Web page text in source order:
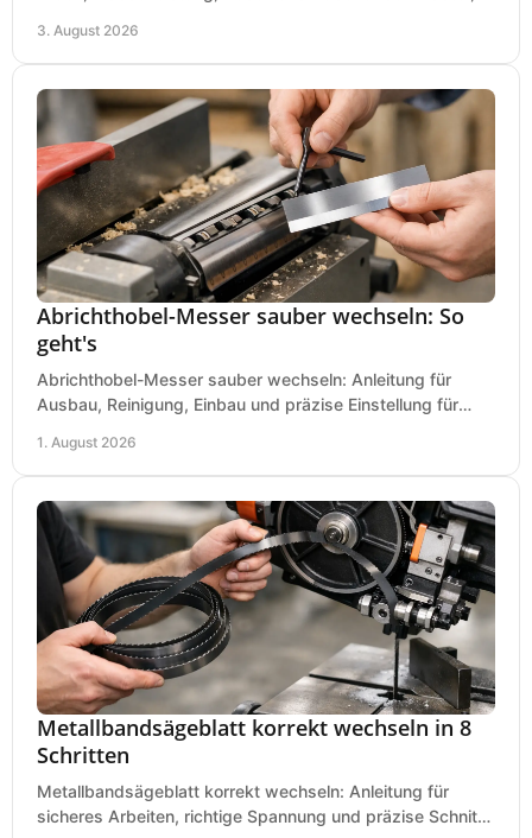
3. August 2026
Abrichthobel-Messer sauber wechseln: So
geht's
Abrichthobel-Messer sauber wechseln: Anleitung für
Ausbau, Reinigung, Einbau und präzise Einstellung für
1. August 2026
Metallbandsägeblatt korrekt wechseln in 8
Schritten
Metallbandsägeblatt korrekt wechseln: Anleitung für
sicheres Arbeiten, richtige Spannung und präzise Schnitte